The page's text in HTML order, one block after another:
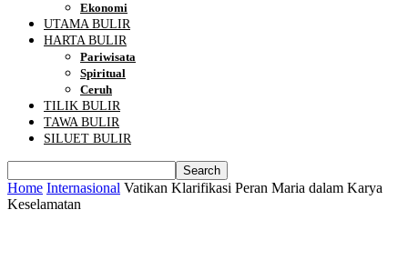
Ekonomi
UTAMA BULIR
HARTA BULIR
Pariwisata
Spiritual
Ceruh
TILIK BULIR
TAWA BULIR
SILUET BULIR
Home Internasional Vatikan Klarifikasi Peran Maria dalam Karya
Keselamatan